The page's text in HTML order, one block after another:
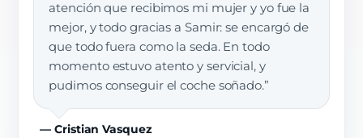
atención que recibimos mi mujer y yo fue la
mejor, y todo gracias a Samir: se encargó de
que todo fuera como la seda. En todo
momento estuvo atento y servicial, y
pudimos conseguir el coche soñado.”
— Cristian Vasquez